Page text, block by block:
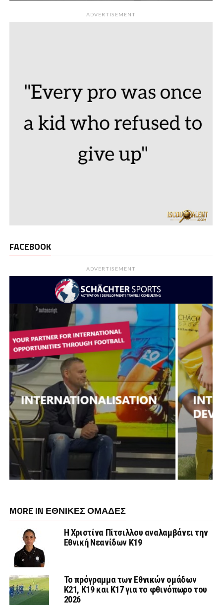
ADVERTISEMENT
FACEBOOK
ADVERTISEMENT
MORE IN ΕΘΝΙΚΕΣ ΟΜΑΔΕΣ
Η Χριστίνα Πίτσιλλου αναλαμβάνει την
Εθνική Νεανίδων Κ19
Το πρόγραμμα των Εθνικών ομάδων
Κ21, Κ19 και Κ17 για το φθινόπωρο του
2026